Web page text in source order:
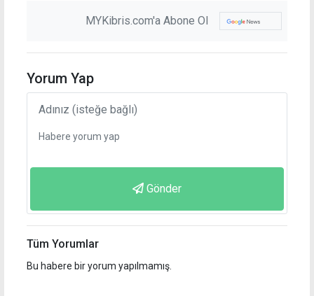
MYKibris.com'a Abone Ol
Yorum Yap
Gönder
Tüm Yorumlar
Bu habere bir yorum yapılmamış.